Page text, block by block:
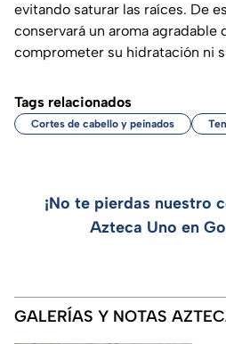
evitando saturar las raíces. De
conservará un aroma agradable
comprometer su hidratación ni
Tags relacionados
Cortes de cabello y peinados
¡No te pierdas nuestro
Azteca Uno en
GALERÍAS Y NOTAS